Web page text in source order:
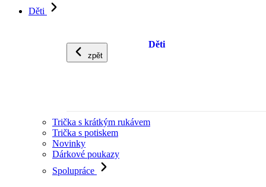
Děti
zpět
Děti
Trička s krátkým rukávem
Trička s potiskem
Novinky
Dárkové poukazy
Spolupráce